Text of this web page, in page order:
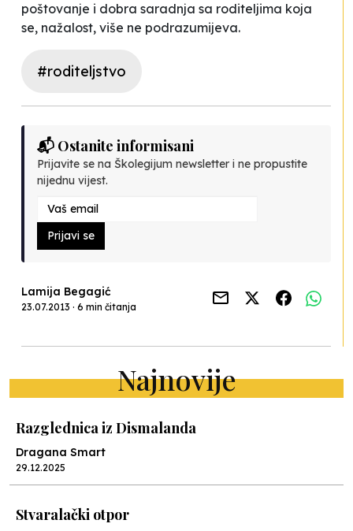
poštovanje i dobra saradnja sa roditeljima koja
se, nažalost, više ne podrazumijeva.
#roditeljstvo
📬 Ostanite informisani
Prijavite se na Školegijum newsletter i ne propustite
nijednu vijest.
Prijavi se
Lamija Begagić
23.07.2013 · 6 min čitanja
Najnovije
Razglednica iz Dismalanda
Dragana Smart
29.12.2025
Stvaralački otpor